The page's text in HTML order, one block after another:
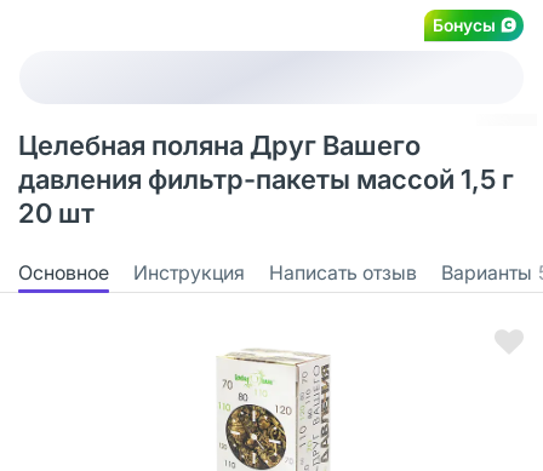
Бонусы
Целебная поляна Друг Вашего
давления фильтр-пакеты массой 1,5 г
20 шт
Основное Инструкция Написать отзыв Варианты